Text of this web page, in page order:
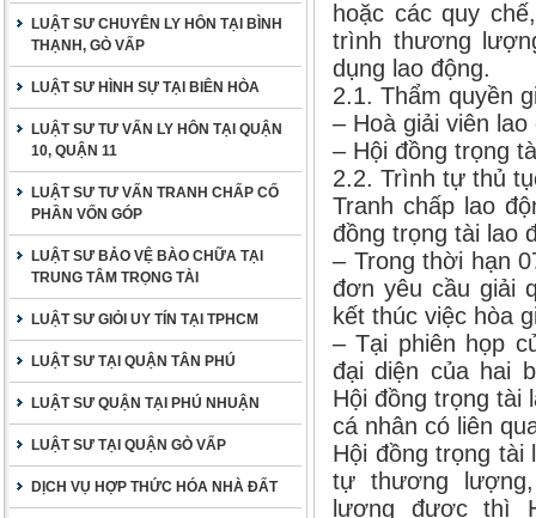
LUẬT SƯ CHUYÊN LY HÔN TẠI BÌNH
THẠNH, GÒ VẤP
LUẬT SƯ HÌNH SỰ TẠI BIÊN HÒA
LUẬT SƯ TƯ VẤN LY HÔN TẠI QUẬN
10, QUẬN 11
LUẬT SƯ TƯ VẤN TRANH CHẤP CỐ
PHẦN VỐN GÓP
LUẬT SƯ BẢO VỆ BÀO CHỮA TẠI
TRUNG TÂM TRỌNG TÀI
LUẬT SƯ GIỎI UY TÍN TẠI TPHCM
LUẬT SƯ TẠI QUẬN TÂN PHÚ
LUẬT SƯ QUẬN TẠI PHÚ NHUẬN
LUẬT SƯ TẠI QUẬN GÒ VẤP
DỊCH VỤ HỢP THỨC HÓA NHÀ ĐẤT
hoặc các quy
trình thương
dụng lao động.
2.1. Thẩm quyền
– Hoà giải viên lao
– Hội đồng trọng
2.2. Trình tự thủ
Tranh chấp lao
đồng trọng tài lao
– Trong thời hạn
đơn yêu cầu giải
kết thúc việc hòa
– Tại phiên họp
đại diện của hai
Hội đồng trọng tài
cá nhân có liên
Hội đồng trọng tài
tự thương
lượng được thì